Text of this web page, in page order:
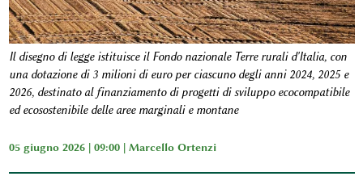
Il disegno di legge istituisce il Fondo nazionale Terre rurali d'Italia, con
una dotazione di 3 milioni di euro per ciascuno degli anni 2024, 2025 e
2026, destinato al finanziamento di progetti di sviluppo ecocompatibile
ed ecosostenibile delle aree marginali e montane
05 giugno 2026 | 09:00 | Marcello Ortenzi